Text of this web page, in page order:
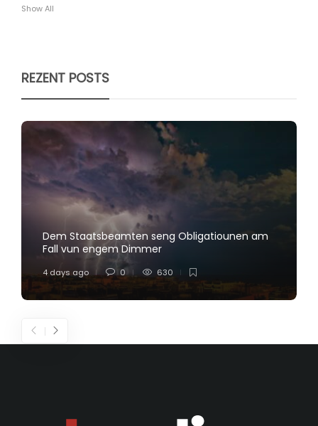
Show All
REZENT POSTS
Dem Staatsbeamten seng Obligatiounen am
Fall vun engem Dimmer
4 days ago 0 630